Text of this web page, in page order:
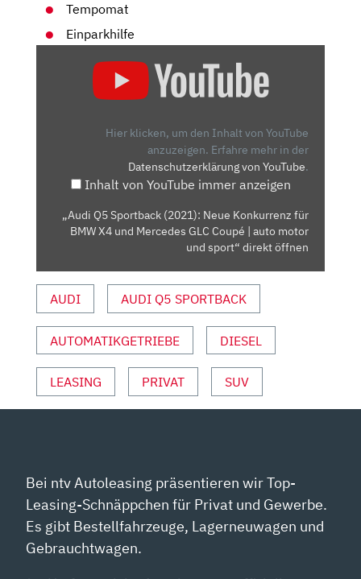
Tempomat
Einparkhilfe
SPORTBACK
COUPÉ
AUTO
MOTOR
SPORT“
VON
Hier klicken, um den Inhalt von YouTube
anzuzeigen. Erfahre mehr in der
Datenschutzerklärung von YouTube.
Inhalt von YouTube immer anzeigen
„Audi Q5 Sportback (2021): Neue Konkurrenz für
BMW X4 und Mercedes GLC Coupé | auto motor
und sport“ direkt öffnen
AUDI AUDI Q5 SPORTBACK
AUTOMATIKGETRIEBE DIESEL
LEASING PRIVAT SUV
Bei ntv Autoleasing präsentieren wir Top-
Leasing-Schnäppchen für Privat und Gewerbe.
Es gibt Bestellfahrzeuge, Lagerneuwagen und
Gebrauchtwagen.